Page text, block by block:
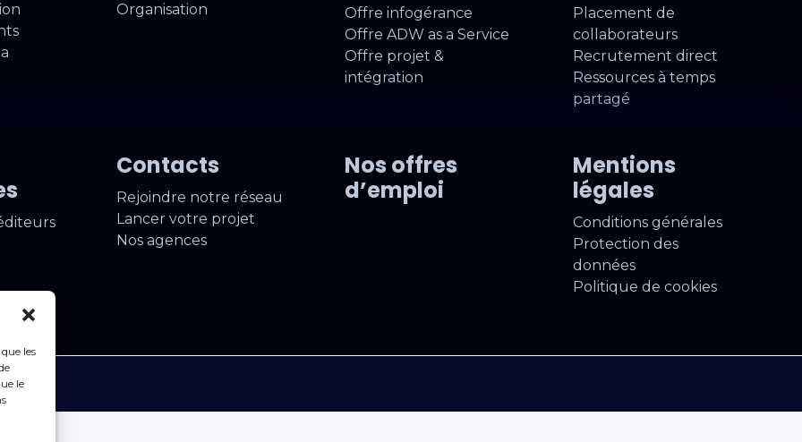
les
le
Organisation
Offre infogérance
Offre ADW as a Service
Offre projet &
intégration
Placement de
collaborateurs
Recrutement direct
Ressources à temps
partagé
Contacts
Rejoindre notre réseau
Lancer votre projet
Nos agences
Nos offres
d’emploi
Mentions
légales
Conditions générales
Protection des
données
Politique de cookies